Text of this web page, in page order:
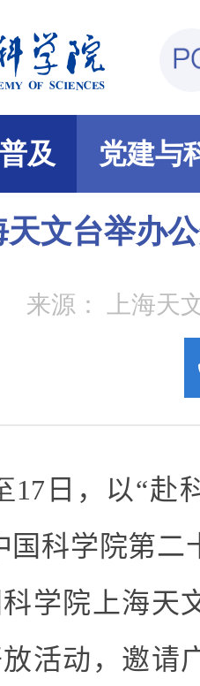
及 党建与
天文台举办
来源： 上海天
17 日，以“赴
国科学院第二
学院上海天
活动，邀请